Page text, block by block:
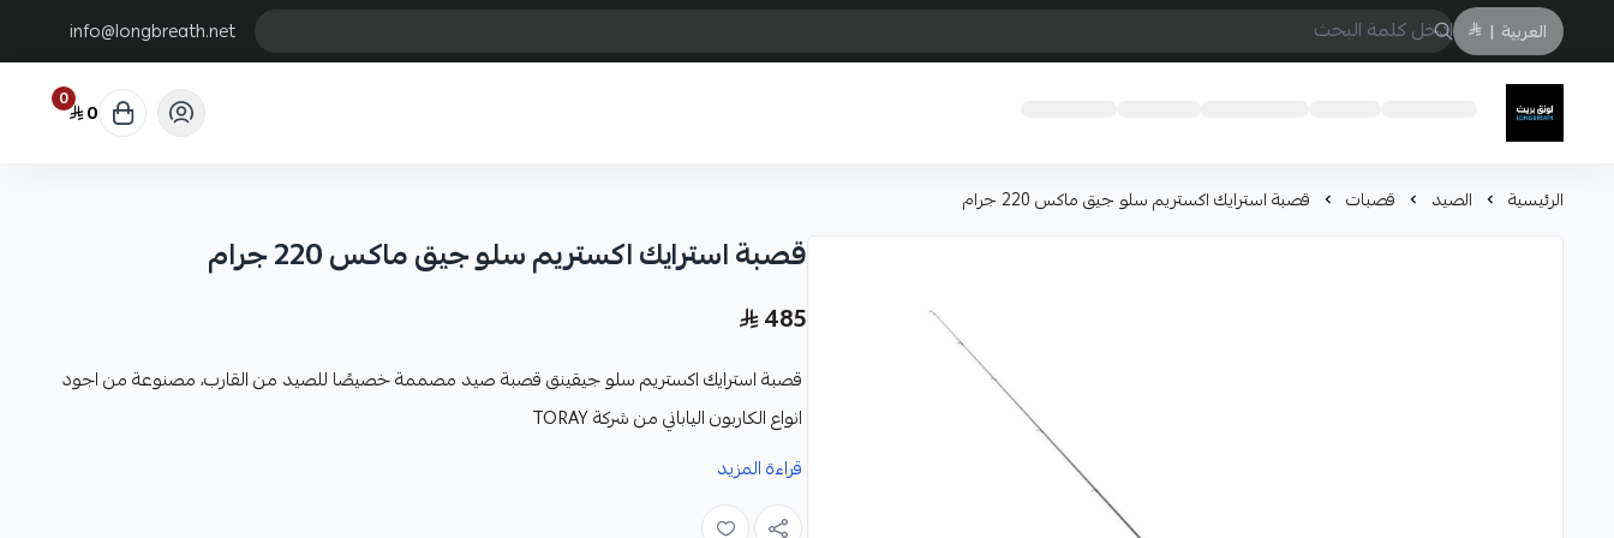
العربية |
info@longbreath.net
لونق بريث
0 0
الرئيسية الصيد قصبات قصبة استرايك اكستريم سلو جيق ماكس 220 جرام
قصبة استرايك اكستريم سلو جيق ماكس 220 جرام
485
قصبة استرايك اكستريم سلو جيقينق قصبة صيد مصممة خصيصًا للصيد من القارب، مصنوعة من اجود
انواع الكاربون الياباني من شركة TORAY
المواصفات :-
قراءة المزيد